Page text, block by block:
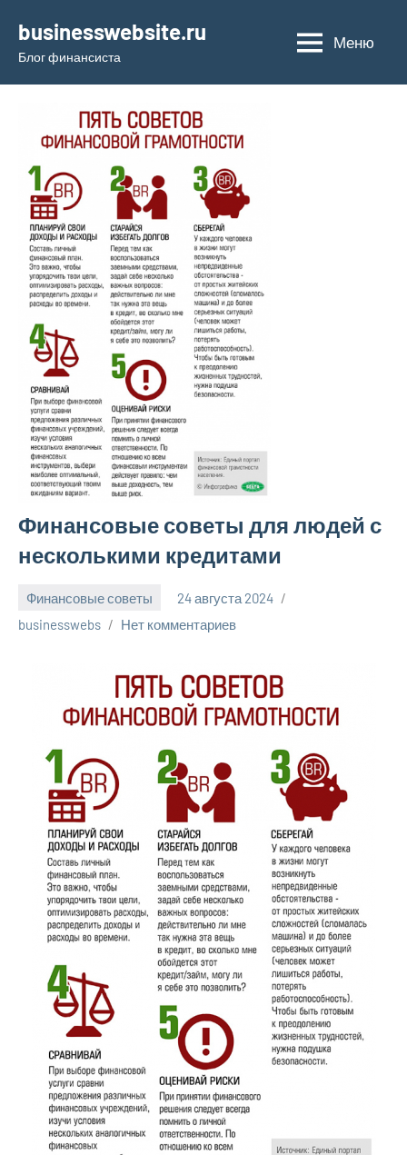
содержимому
businesswebsite.ru
Блог финансиста
Меню
Финансовые советы для людей с
несколькими кредитами
Финансовые советы
24 августа 2024
businesswebs
Нет комментариев